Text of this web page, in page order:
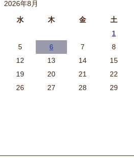
2026年8月
水 木 金 土
1
5 6 7
8
12 13 14
15
19 20 21
22
26 27 28
29